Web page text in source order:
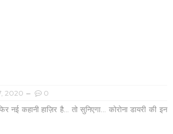
2020 0
कहानी हाज़िर है... तो सुनिएगा... कोरोना डायरी की इन